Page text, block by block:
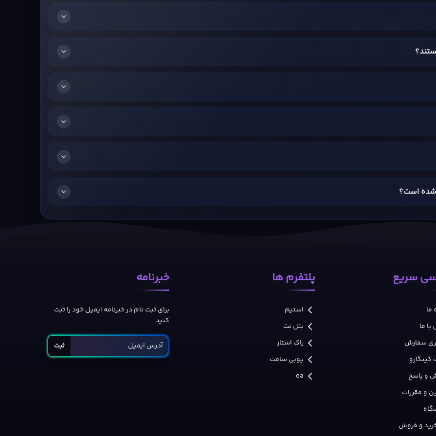
در نسخه Xbox، هسته گیم‌پلی Persona 4 Revival همچنان بر مبارزات نوبتی و مدیریت دقیق اعضای تیم استوار است. بازیکن باید در برخورد با Shadows ضعف‌های عنصری آن‌ها را شناسایی کند، از
کند و مسیر نبرد را تغییر دهد. بازی به‌جای اتکا به اکشن سریع، روی تصمیم‌گیری، شناخت دشمن و پیشرفت تدریجی ترکیب تیم تمرکز
موتور رسمی بازی به‌صورت عمومی اعلام نشده، اما نسخه Xbox با ویژگی‌هایی مانند 4K Ultra HD، Ray Tracing، Variable Refresh Rate و 60fps+ در صفحه رسمی Xbox معرفی شده است. از نظر بصری،
سریع
ما
ما
سفارش
کینگارو
و پاسخ
و مقررات
خرید و فروش
پلتفرم ها
استیم
بتل نت
راک استار
یوبی سافت
ea
خبرنامه
برای ثبت نام در خبرنامه ایمیل خود را ثبت
کنید
ثبت